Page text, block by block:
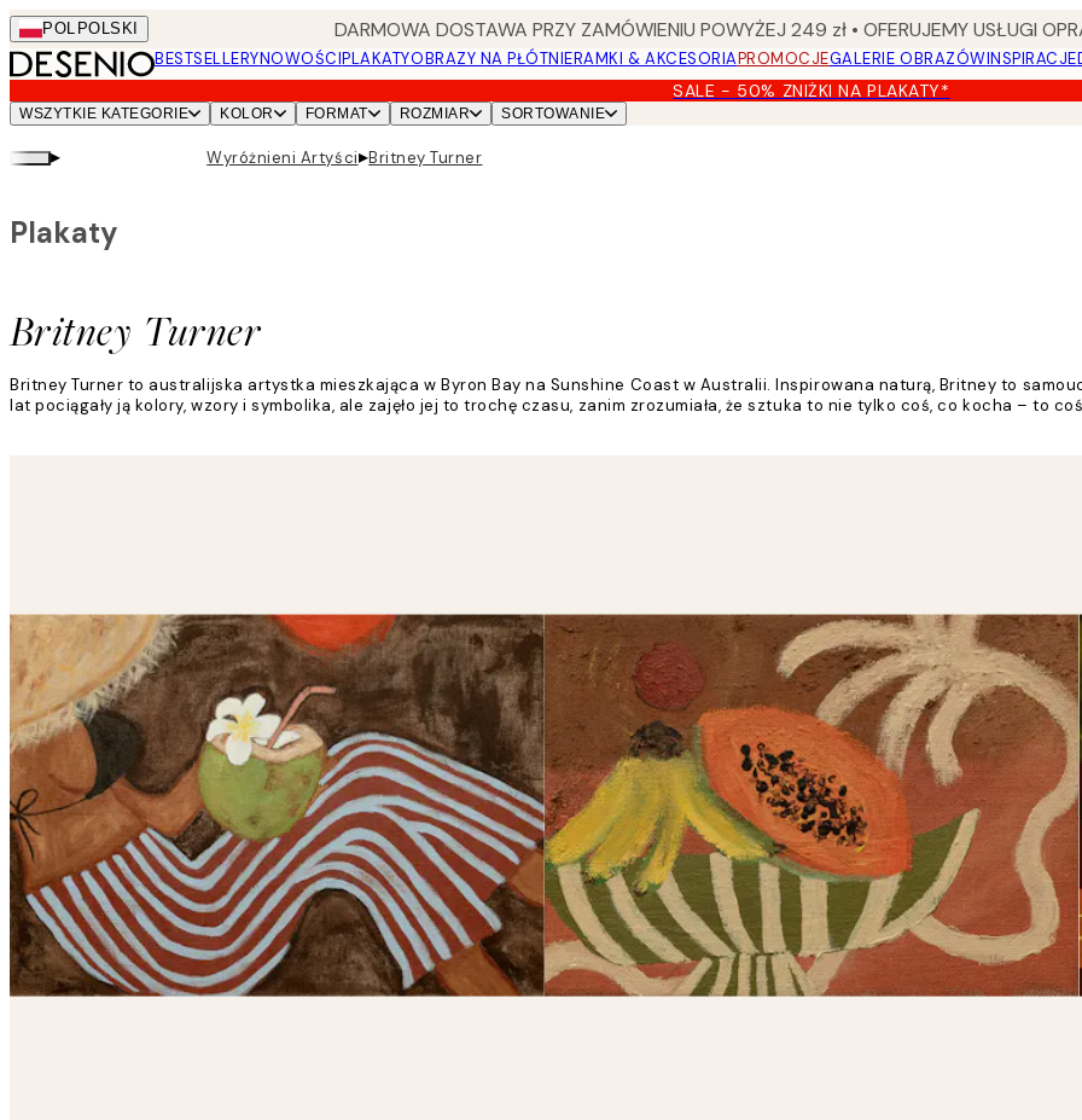
Skip
to
main
content.
POL POLSKI DARMOWA DOSTAWA PRZY ZAMÓWIENIU POWYŻEJ 249 zł • OFERUJEMY USŁUGI
BESTSELLERYNOWOŚCIPLAKATYOBRAZY NA PŁÓTNIERAMKI & AKCESORIAPROMOCJEGALERIE OBRAZÓWINSPIRACJE
SALE - 50% ZNIŻKI NA PLAKATY*
WSZYTKIE KATEGORIE KOLOR FORMAT ROZMIAR SORTOWANIE
▸ Wyróżnieni Artyści▸Britney Turner
Britney Turner
Plakaty
Britney Turner to australijska artystka mieszkająca w Byron Bay na Sunshine Coast w Australii. Inspirowana naturą, Britney to
lat pociągały ją kolory, wzory i symbolika, ale zajęło jej to trochę czasu, zanim zrozumiała, że sztuka to nie tylko coś, co kocha – to